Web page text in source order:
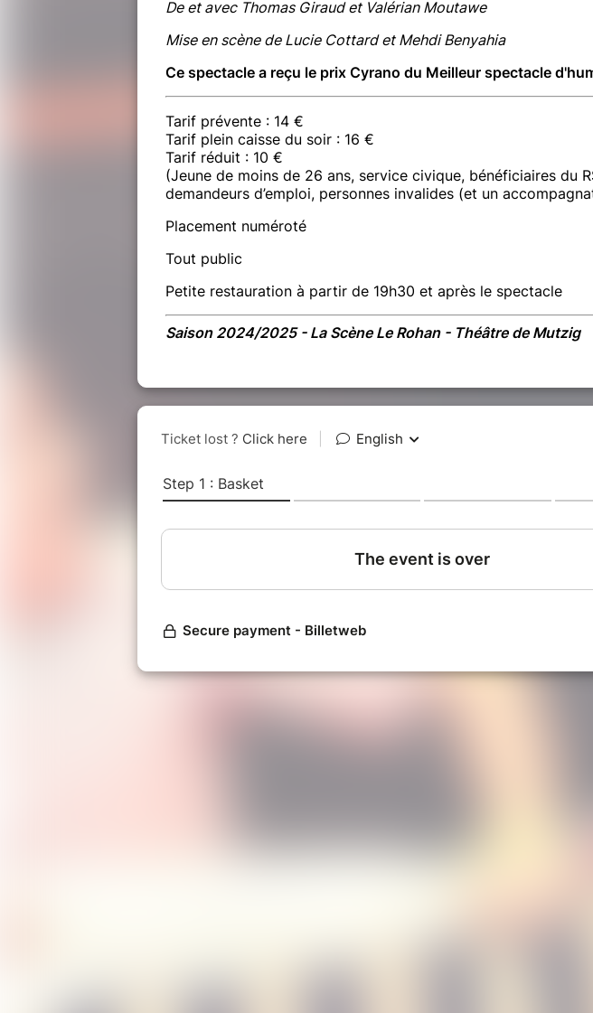
De et avec Thomas Giraud et Valérian Moutawe
Mise en scène de Lucie Cottard et Mehdi Benyahia
Ce spectacle a reçu le prix Cyrano du Meilleur spectacle
Tarif prévente : 14 €
Tarif plein caisse du soir : 16 €
Tarif réduit : 10 €
(Jeune de moins de 26 ans, service civique, bénéficiaires du
demandeurs d’emploi, personnes invalides (et un
Placement numéroté
Tout public
Petite restauration à partir de 19h30 et après le spectacle
Saison 2024/2025 - La Scène Le Rohan - Théâtre de Mutzig